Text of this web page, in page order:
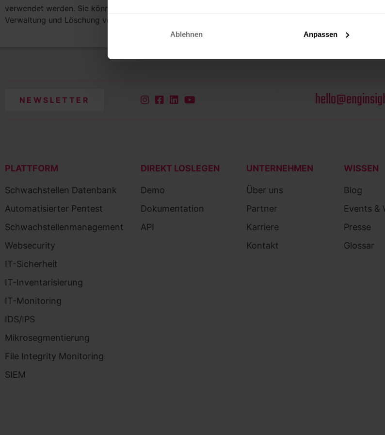
Ablehnen Anpassen
verwendet werden. Sie können die Einstellungen Ihres Browsers ändern, um die Cookies zu blockieren/
Verwaltung und Löschung von Cookies finden Sie unte wikipedia.org, www.allaboutcookies.org.
NEWSLETTER
PLATTFORM
Schwachstellen Datenbank
Automatisierter Pentest
Schwachstellenmanagement
Websecurity
IT-Sicherheit
IT-Inventarisierung
IT-Monitoring
IDS/IPS
Mikrosegmentierung
File Integrity Monitoring
SIEM
DIREKT LOSLEGEN
Demo
Dokumentation
API
UNTERNEHMEN
Über uns
Partner
Karriere
Kontakt
WISSEN
Blog
Events &
Presse
Glossar